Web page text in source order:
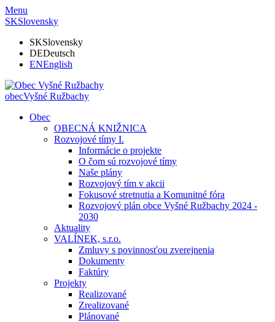
Menu
SKSlovensky
SKSlovensky
DEDeutsch
ENEnglish
obecVyšné Ružbachy
Obec
OBECNÁ KNIŽNICA
Rozvojové tímy I.
Informácie o projekte
O čom sú rozvojové tímy
Naše plány
Rozvojový tím v akcii
Fokusové stretnutia a Komunitné fóra
Rozvojový plán obce Vyšné Ružbachy 2024 -
2030
Aktuality
VALÍNEK, s.r.o.
Zmluvy s povinnosťou zverejnenia
Dokumenty
Faktúry
Projekty
Realizované
Zrealizované
Plánované